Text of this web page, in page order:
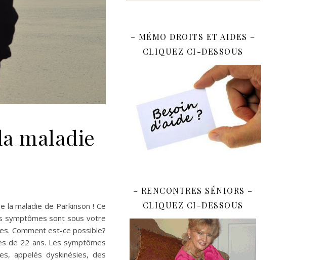
maladie
la maladie de Parkinson ! Ce
symptômes sont sous votre
Comment est-ce possible?
de 22 ans. Les symptômes
appelés dyskinésies, des
– MÉMO DROITS ET AIDES –
CLIQUEZ CI-DESSOUS
– RENCONTRES SÉNIORS –
CLIQUEZ CI-DESSOUS